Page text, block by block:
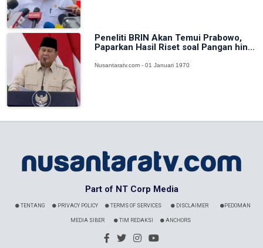
Peneliti BRIN Akan Temui Prabowo,
Paparkan Hasil Riset soal Pangan hin...
Nusantaratv.com - 01 Januari 1970
Part of NT Corp Media
TENTANG PRIVACY POLICY TERMS OF SERVICES DISCLAIMER PEDOMAN
MEDIA SIBER TIM REDAKSI ANCHORS